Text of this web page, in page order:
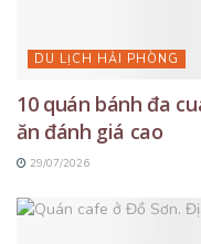
DU LỊCH HẢI PHÒNG
10 quán bánh đa
ăn đánh giá cao
29/07/2026